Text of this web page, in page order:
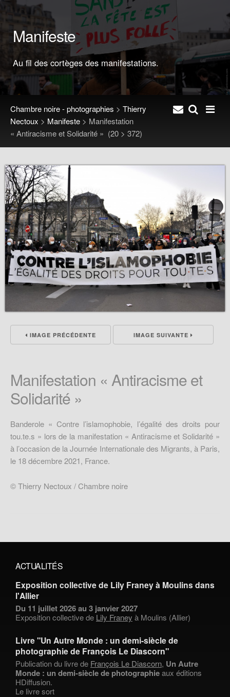
Manifeste
Au fil des cortèges des manifestations.
Chambre noire - photographies > Thierry
Nectoux > Manifeste > Manifestation
« Antiracisme et Solidarité » (20 > 372)
IMAGE PRÉCÉDENTE IMAGE SUIVANTE
Manifestation « Antiracisme et
Solidarité »
Banderole « Contre l’islamophobie, l’égalité des droits pour
tou.te.s » lors de la manifestation « Antiracisme et Solidarité »
à l’occasion de la Journée Internationale des Migrants, à Paris,
le 18 décembre 2021, France.
© Thierry Nectoux / Chambre noire
ACTUALITÉS
Exposition collective de Lily Franey à Moulins dans
l'Allier
Du 11 juillet 2026 au 3 janvier 2027
Exposition collective de Lily Franey à Moulins (Allier)
Livre "Un Autre Monde : un demi-siècle de
photographie de François Le Diascorn"
Publication du livre de François Le Diascorn, Un Autre
Monde : un demi-siècle de photographieaux éditions
HDiffusion.
Le livre sort